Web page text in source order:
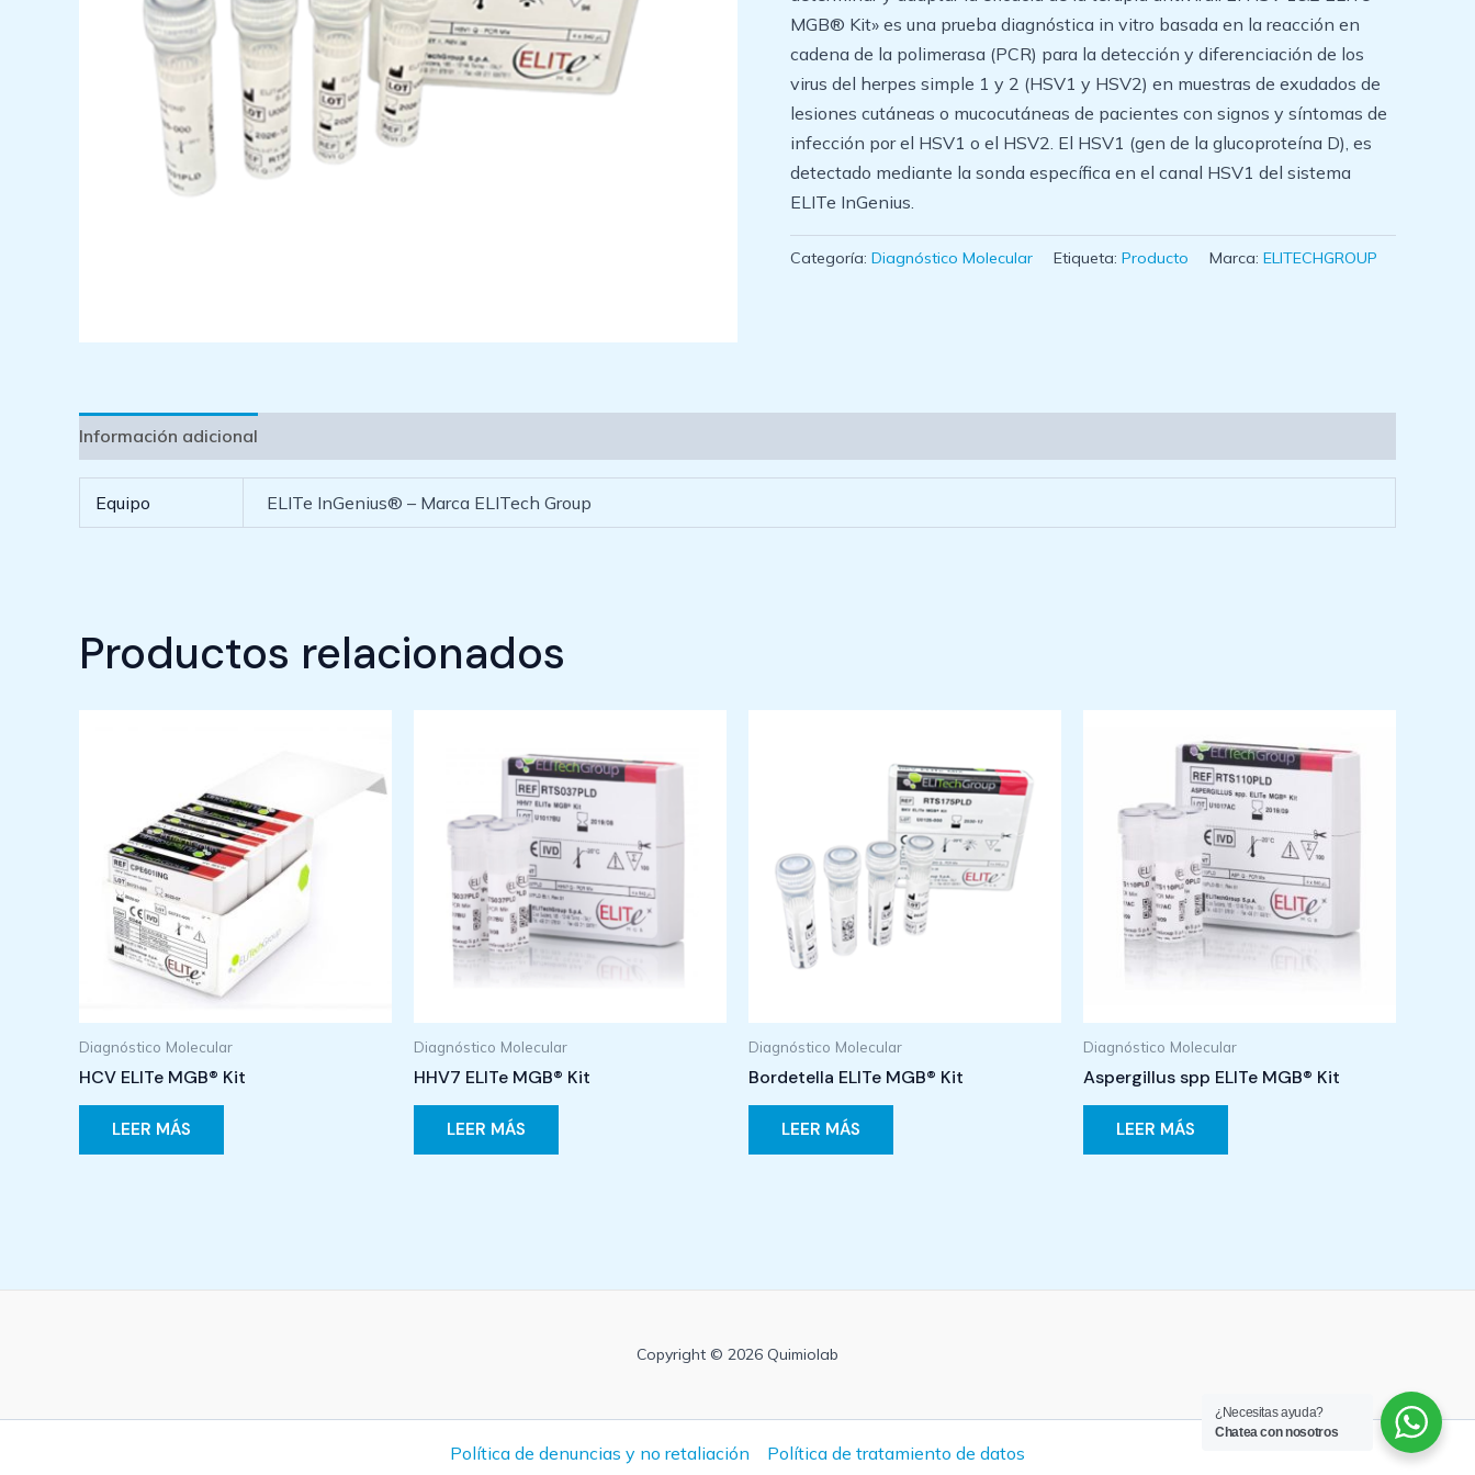
MGB® Kit» es una prueba diagnóstica in vitro basada en la reacción en
cadena de la polimerasa (PCR) para la detección y diferenciación de los
virus del herpes simple 1 y 2 (HSV1 y HSV2) en muestras de exudados de
lesiones cutáneas o mucocutáneas de pacientes con signos y síntomas de
infección por el HSV1 o el HSV2. El HSV1 (gen de la glucoproteína D), es
detectado mediante la sonda específica en el canal HSV1 del sistema
ELITe InGenius.
Categoría: Diagnóstico Molecular Etiqueta: Producto Marca: ELITECHGROUP
Información adicional
Equipo ELITe InGenius® – Marca ELITech Group
Productos relacionados
Diagnóstico Molecular
HCV ELITe MGB® Kit
LEER MÁS
Diagnóstico Molecular
HHV7 ELITe MGB® Kit
LEER MÁS
Diagnóstico Molecular
Bordetella ELITe MGB® Kit
LEER MÁS
Diagnóstico Molecular
Aspergillus spp ELITe MGB® Kit
LEER MÁS
Copyright © 2026 Quimiolab
Política de denuncias y no retaliación Política de tratamiento de datos
¿Necesitas ayuda?
Chatea con nosotros